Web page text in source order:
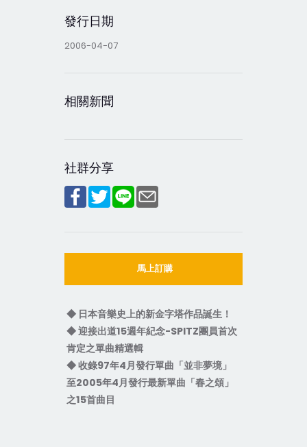
發行日期
2006-04-07
相關新聞
社群分享
馬上訂購
◆ 日本音樂史上的新金字塔作品誕生！
◆ 迎接出道15週年紀念-SPITZ團員首次
肯定之單曲精選輯
◆ 收錄97年4月發行單曲「並非夢境」
至2005年4月發行最新單曲「春之頌」
之15首曲目